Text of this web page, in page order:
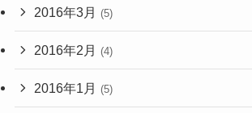
2016年3月 (5)
2016年2月 (4)
2016年1月 (5)